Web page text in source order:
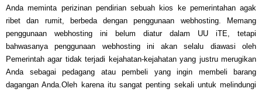
Anda meminta perizinan pendirian sebuah kios ke pemerintahan agak
ribet dan rumit, berbeda dengan penggunaan webhosting. Memang
penggunaan webhosting ini belum diatur dalam UU iTE, tetapi
bahwasanya penggunaan webhosting ini akan selalu diawasi oleh
Pemerintah agar tidak terjadi kejahatan-kejahatan yang justru merugikan
Anda sebagai pedagang atau pembeli yang ingin membeli barang
dagangan Anda.Oleh karena itu sangat penting sekali untuk melindungi